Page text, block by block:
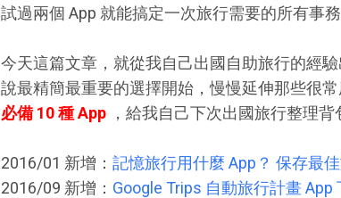
試過兩個 App 就能搞定一次旅行需要的所有事務
今天這篇文章，就從我自己出國自助旅行的經
說最精簡最重要的選擇開始，慢慢延伸那些很
必備 10 種 App ，給我自己下次出國旅行整理
2016/01 新增： 記憶旅行用什麼 App？ 保存最
2016/09 新增： Google Trips 自動旅行計畫